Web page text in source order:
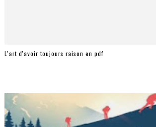
L'art d'avoir toujours raison en pdf